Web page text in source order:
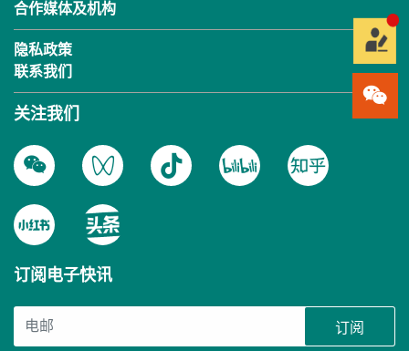
合作媒体及机构
隐私政策
联系我们
关注我们
订阅电子快讯
订阅